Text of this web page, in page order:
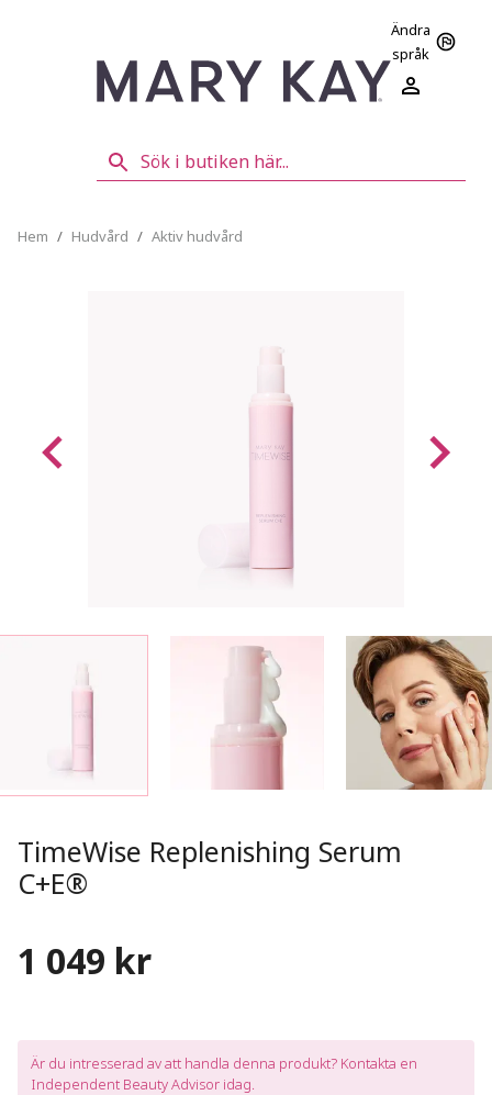
Ändra
språk
Hem / Hudvård / Aktiv hudvård
TimeWise Replenishing Serum
C+E®
1 049 kr
Är du intresserad av att handla denna produkt? Kontakta en
Independent Beauty Advisor idag.